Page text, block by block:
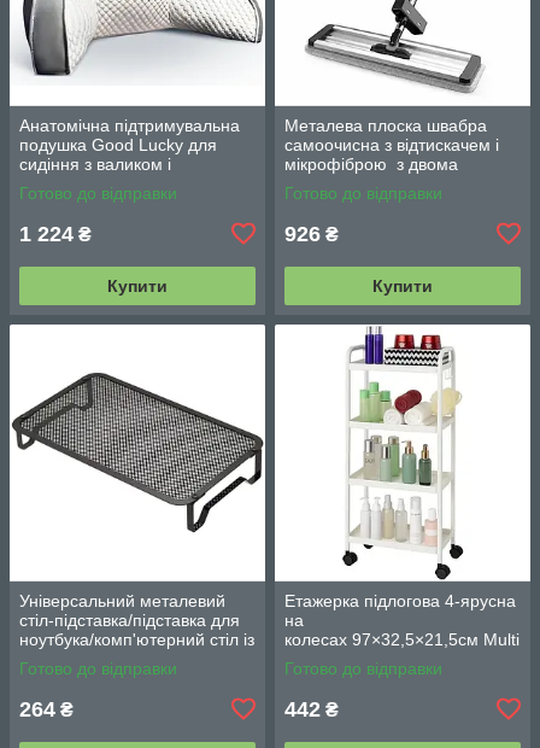
Анатомічна підтримувальна
подушка Good Lucky для
сидіння з валиком і
підлокітниками
Готово до відправки
1 224 ₴
Купити
Металева плоска швабра
самоочисна з відтискачем і
мікрофіброю з двома
змінними насадками M06
42см
Готово до відправки
926 ₴
Купити
Універсальний металевий
стіл-підставка/підставка для
ноутбука/комп'ютерний стіл із
вентиляцією
Готово до відправки
264 ₴
Етажерка підлогова 4-ярусна
на
колесах 97×32,5×21,5см Multi
fucntion Rack JC606
/ Підлогова вузька стелаж-
Готово до відправки
442 ₴